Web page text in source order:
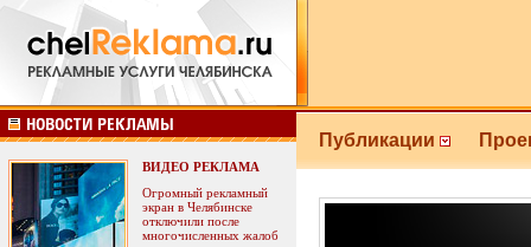
ВИДЕО РЕКЛАМА
Огромный рекламный
экран в Челябинске
отключили после
многочисленных жалоб
Публикации